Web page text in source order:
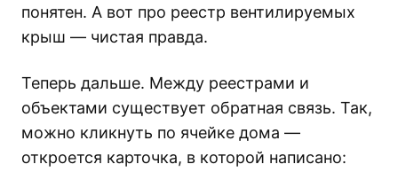
понятен. А вот про реестр вентилируемых
крыш — чистая правда.
Теперь дальше. Между реестрами и
объектами существует обратная связь. Так,
можно кликнуть по ячейке дома —
откроется карточка, в которой написано: